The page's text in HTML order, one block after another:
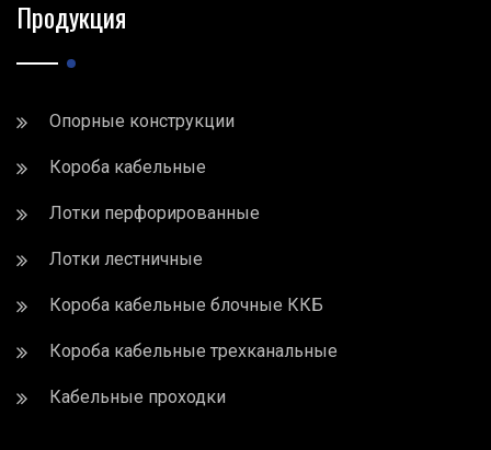
Продукция
Опорные конструкции
Короба кабельные
Лотки перфорированные
Лотки лестничные
Короба кабельные блочные ККБ
Короба кабельные трехканальные
Кабельные проходки